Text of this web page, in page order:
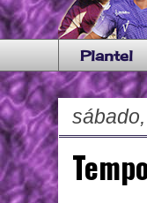
Plantel